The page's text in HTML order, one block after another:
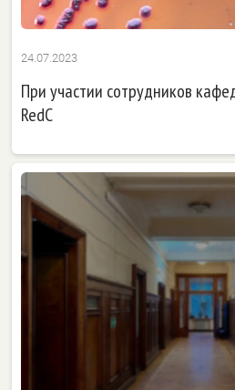
24.07.2023
При участии сотрудников
RedC